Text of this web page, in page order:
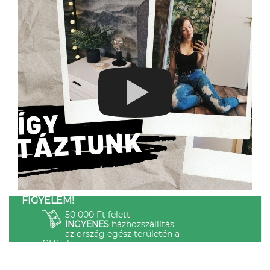
FIGYELEM!
50 000 Ft felett
INGYENESházhozszállítás
az ország egész területén a
GLS-el.